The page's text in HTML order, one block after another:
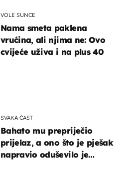
SVAKA ČAST
Bahato mu prepriječio
prijelaz, a ono što je pješak
napravio oduševilo je
VOLE SUNCE
Nama smeta paklena
vrućina, ali njima ne: Ovo
cvijeće uživa i na plus 40